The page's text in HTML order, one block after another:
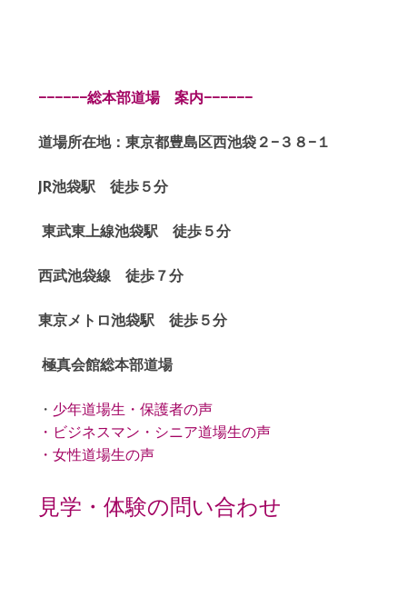
−−−−−−総本部道場 案内−−−−−−
道場所在地：東京都豊島区西池袋２−３８−１
JR池袋駅 徒歩５分
東武東上線池袋駅 徒歩５分
西武池袋線 徒歩７分
東京メトロ池袋駅 徒歩５分
極真会館総本部道場
・ 少年道場生・保護者の声
・ ビジネスマン・シニア道場生の声
・ 女性道場生の声
見学・体験の問い合わせ